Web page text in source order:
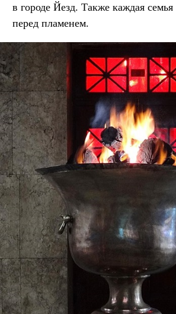
в городе Йезд. Также каждая
перед пламенем.